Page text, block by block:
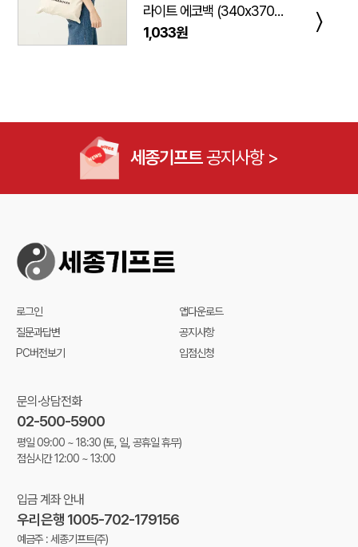
라이트 에코백 (340x370mm)
1,033원
〉
세종기프트공지사항 >
로그인
앱다운로드
질문과답변
공지사항
PC버전보기
입점신청
문의·상담전화
02-500-5900
평일 09:00 ~ 18:30(토, 일, 공휴일 휴무)
점심시간 12:00 ~ 13:00
입금 계좌 안내
우리은행 1005-702-179156
예금주 : 세종기프트(주)